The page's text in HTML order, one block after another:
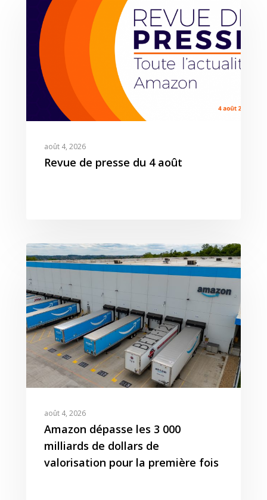
août 4, 2026
Revue de presse du 4 août
août 4, 2026
Amazon dépasse les 3 000
milliards de dollars de
valorisation pour la première fois
Expertises
Publicité
Pilotage
Amazon DSP & AMC
Agence
Emploi
Actualités